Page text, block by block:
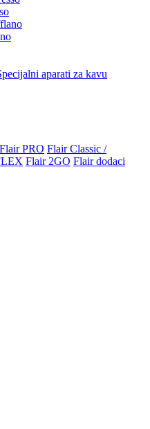
aparati za kavu
Flair PRO Flair Classic /
Flair 2GO Flair dodaci